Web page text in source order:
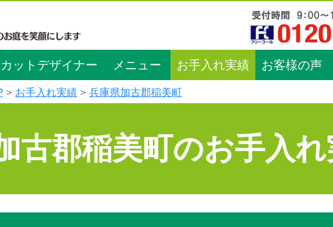
カットデザイナー メニュー お手入れ実績 お客様の声
お手入れ実績 兵庫県加古郡稲美町
古郡稲美町のお手入